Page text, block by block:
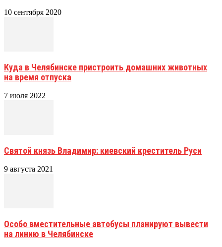
10 сентября 2020
Куда в Челябинске пристроить домашних животных
на время отпуска
7 июля 2022
Святой князь Владимир: киевский креститель Руси
9 августа 2021
Особо вместительные автобусы планируют вывести
на линию в Челябинске